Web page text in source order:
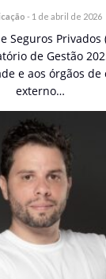
- 1 de abril de 2026
Seguros Privados
de Gestão
e aos órgãos
externo…